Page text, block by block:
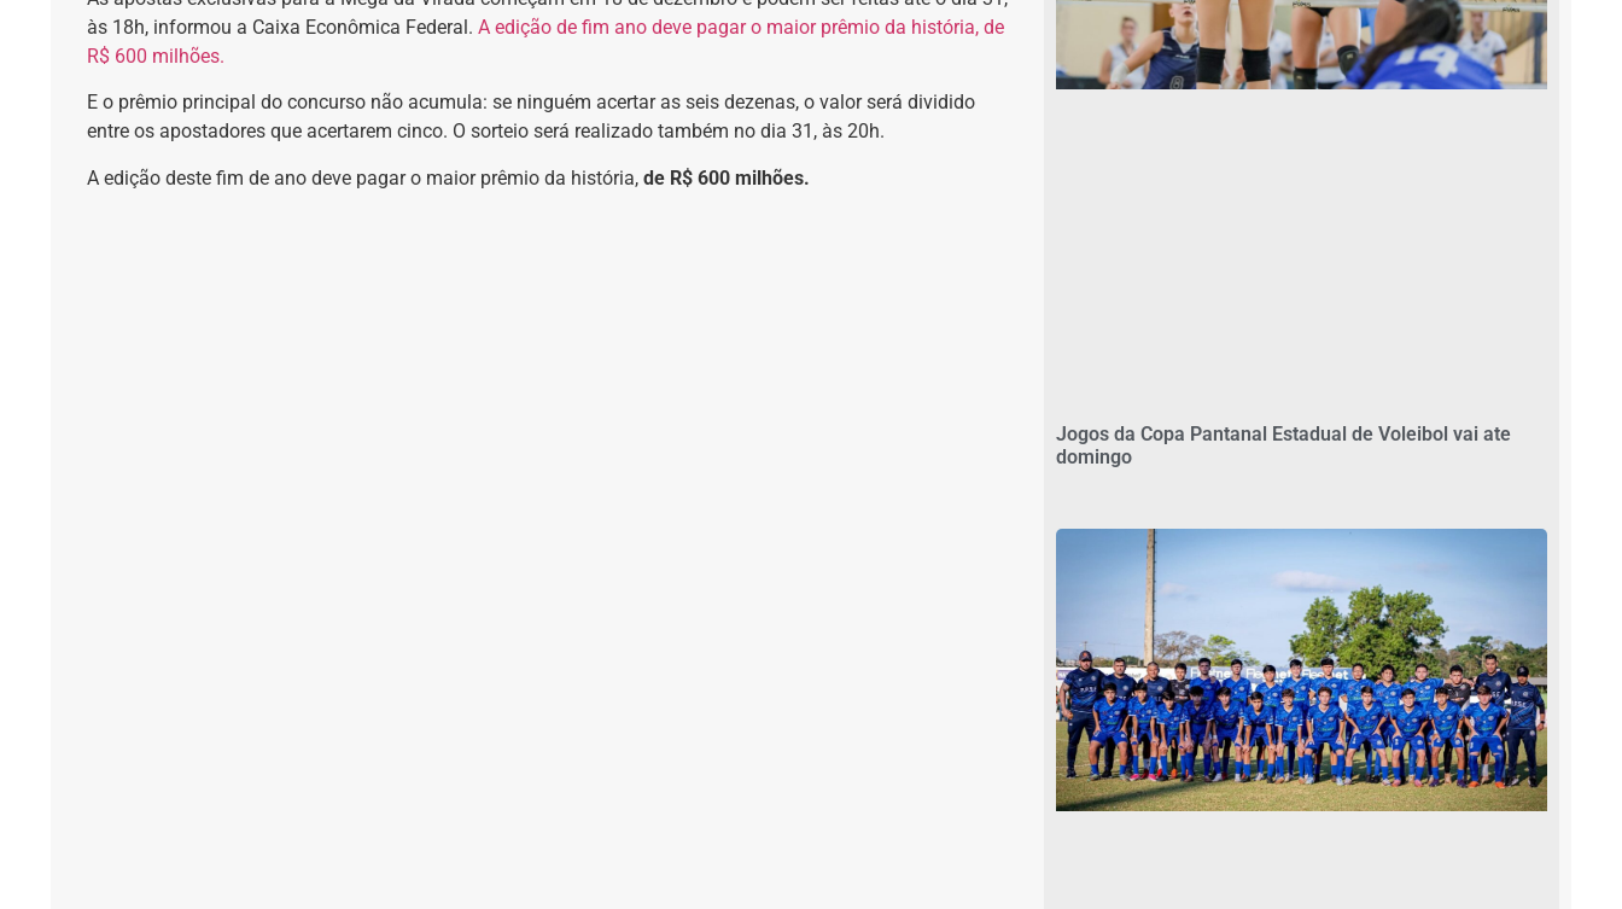
às 18h, informou a Caixa Econômica Federal. A edição de fim ano deve pagar o maior prêmio da história, de
R$ 600 milhões.
E o prêmio principal do concurso não acumula: se ninguém acertar as seis dezenas, o valor será dividido
entre os apostadores que acertarem cinco. O sorteio será realizado também no dia 31, às 20h.
A edição deste fim de ano deve pagar o maior prêmio da história, de R$ 600 milhões.
Jogos da Copa Pantanal Estadual de Voleibol vai ate
domingo